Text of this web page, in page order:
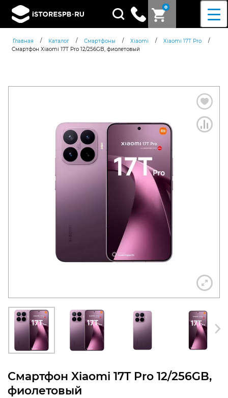
0
Поиск
товаров
Главная / Каталог / Смартфоны / Xiaomi / Xiaomi 17T Pro
/
Смартфон Xiaomi 17T Pro 12/256GB, фиолетовый
Смартфон Xiaomi 17T Pro 12/256GB,
фиолетовый
Согласен c политикой
конфиденциальности
+7 812 318-40-14
(c 10:00 до 21:00, без
выходных)